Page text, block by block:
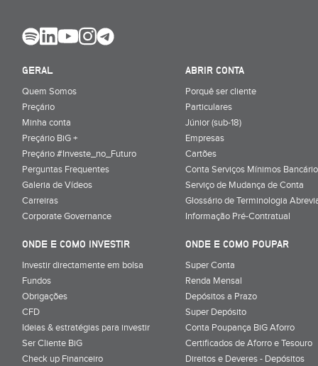
GERAL
Quem Somos
Preçário
Minha conta
Preçário BiG +
Preçário #Investe_no_Futuro
Perguntas Frequentes
Galeria de Vídeos
Carreiras
Corporate Governance
ABRIR CONTA
Porquê ser cliente
Particulares
Júnior (sub-18)
Empresas
Cartões
Conta Serviços Mínimos
Serviço de Mudança de Conta
Glossário de Terminologia
Informação Pré-Contratual
ONDE E COMO INVESTIR
Investir directamente em bolsa
Fundos
Obrigações
CFD
Ideias & estratégias para investir
Ser Cliente BiG
Check up Financeiro
ONDE E COMO POUPAR
Super Conta
Renda Mensal
Depósitos a Prazo
Super Depósito
Conta Poupança BiG Aforro
Certificados de Aforro e Tesouro
Direitos e Deveres - Depósitos